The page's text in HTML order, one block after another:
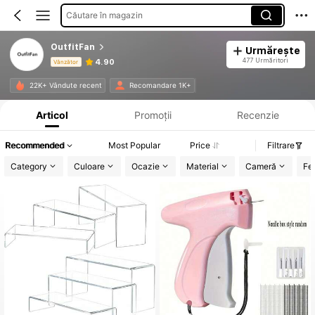
Căutare în magazin
OutfitFan
Vânzător 4.90
Urmărește
477 Urmăritori
22K+ Vândute recent Recomandare 1K+
Informații despre produs: Divulgarea prețului, detalii privind vânzările și stocul.
Articol Promoții Recenzie
Recommended Most Popular Price
Filtrare
Category
Culoare Ocazie Material Cameră